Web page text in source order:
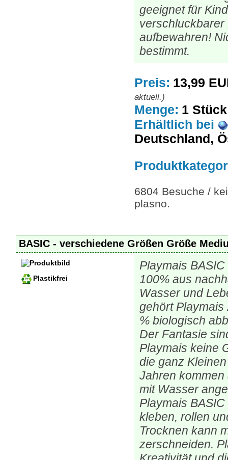
geeignet für
verschluckbarer
aufbewahren!
bestimmt.
Preis: 13,99
aktuell.)
Menge: 1 Stück
Erhältlich bei
Deutschland,
6804 Besuche /
plasno.
BASIC - verschiedene Größen Größe
Plastikfrei
Playmais
100% aus
Wasser und
gehört
% biologisch
Der Fantasie
Playmais keine
die ganz
Jahren kommen
mit Wasser
Playmais
kleben, rollen
Trocknen kann
zerschneiden.